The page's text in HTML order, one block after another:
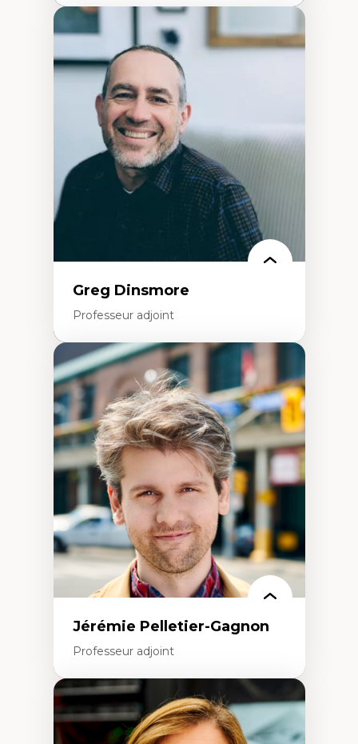
Expertises
Démocratisation des nouvelles
technologies et biotechnologies
Données ouvertes
Bioart, programmation et électronique
créatives
Histoire sociale et culturelle des
technologies numériques
Résistances et droits numériques
Internet des objets
Métavers
Problématiques relatives à l’intelligence
artificielle, l’apprentissage machine et les
Féminismes et nouvelles technologies
Greg Dinsmore
Professeur adjoint
Expertises
Fragmentation des auditoires médiatiques
Analyse multi-plateforme des auditoires
médiatiques
Analyse des comportements numériques à
travers les données massives et l’IA
Recherche quantitative et qualitative sur
les auditoires médiatiques
Épistémologie des techniques de recherche
numérique et l’IA
Théorie des droits de la personne
La pensée politique d’Hannah Arendt
La pensée politique à l’ère numérique
Justice internationale et normes
internationales
Jérémie Pelletier-Gagnon
Professeur adjoint
Expertises
Études du jeu vidéo
Fouille de textes